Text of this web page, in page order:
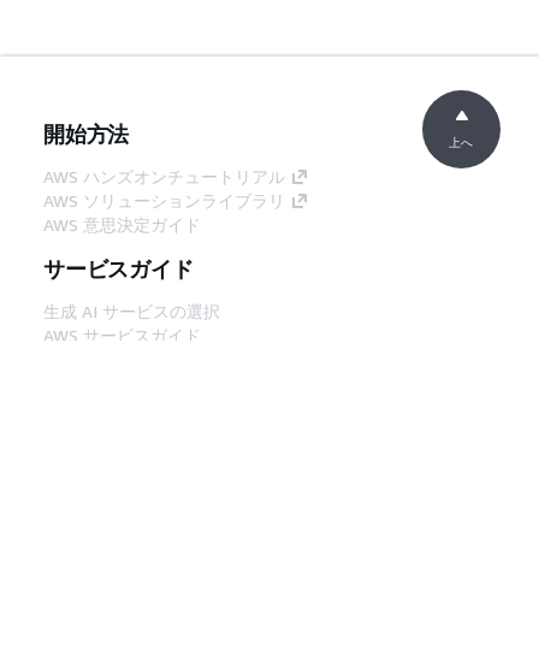
開始方法
AWS ハンズオンチュートリアル
AWS ソリューションライブラリ
AWS 意思決定ガイド
サービスガイド
生成 AI サービスの選択
AWS サービスガイド
上へ